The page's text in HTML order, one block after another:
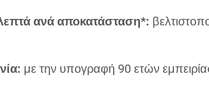
ανά αποκατάσταση*:
με την υπογραφή 90 ετών